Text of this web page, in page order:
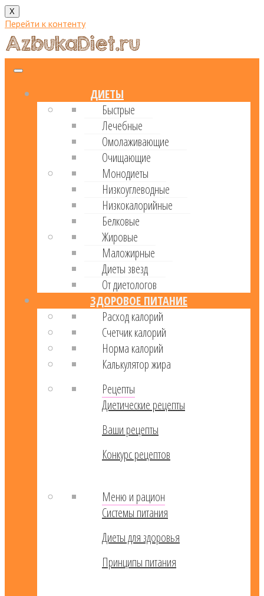
X
Перейти к контенту
ДИЕТЫ
Быстрые
Лечебные
Омолаживающие
Очищающие
Монодиеты
Низкоуглеводные
Низкокалорийные
Белковые
Жировые
Маложирные
Диеты звезд
От диетологов
ЗДОРОВОЕ ПИТАНИЕ
Расход калорий
Cчетчик калорий
Норма калорий
Калькулятор жира
Рецепты
Диетические рецепты
Ваши рецепты
Конкурс рецептов
Меню и рацион
Системы питания
Диеты для здоровья
Принципы питания